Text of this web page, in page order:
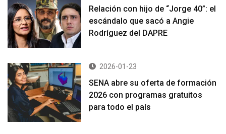
Relación con hijo de “Jorge 40”: el
escándalo que sacó a Angie
Rodríguez del DAPRE
2026-01-23
SENA abre su oferta de formación
2026 con programas gratuitos
para todo el país